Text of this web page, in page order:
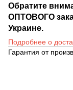
Обратите
ОПТОВОГО
Украине.
Подробнее о
Гарантия от